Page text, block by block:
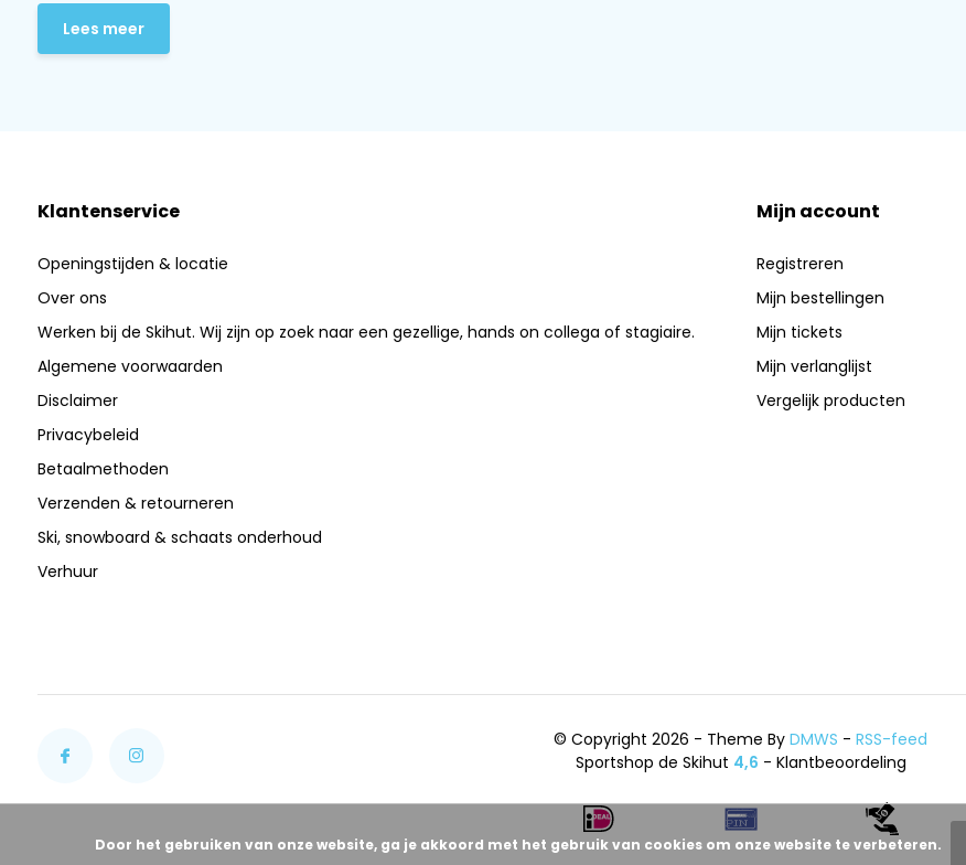
Lees meer
Klantenservice
Openingstijden & locatie
Over ons
Werken bij de Skihut. Wij zijn op zoek naar een gezellige, hands on collega of stagiaire.
Algemene voorwaarden
Disclaimer
Privacybeleid
Betaalmethoden
Verzenden & retourneren
Ski, snowboard & schaats onderhoud
Verhuur
Mijn account
Registreren
Mijn bestellingen
Mijn tickets
Mijn verlanglijst
Vergelijk producten
© Copyright 2026 - Theme ByDMWS -RSS-feed
Sportshop de Skihut 4,6 - Klantbeoordeling
Door het gebruiken van onze website, ga je akkoord met het gebruik van cookies om onze website te verbeteren.